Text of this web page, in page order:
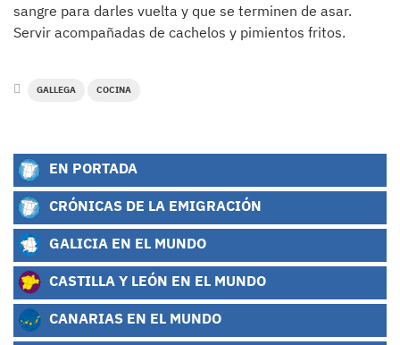
sangre para darles vuelta y que se terminen de asar.
Servir acompañadas de cachelos y pimientos fritos.
GALLEGA COCINA
EN PORTADA
CRÓNICAS DE LA EMIGRACIÓN
GALICIA EN EL MUNDO
CASTILLA Y LEÓN EN EL MUNDO
CANARIAS EN EL MUNDO